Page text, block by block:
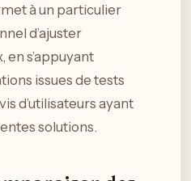
à un particulier
d’ajuster
s’appuyant
issues de tests
d’utilisateurs ayant
solutions.